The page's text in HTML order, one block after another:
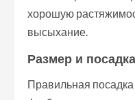
хорошую
высыхание.
Размер и посадка
Правильная